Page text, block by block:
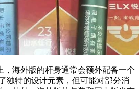
，海外版的杆身通常会额外配备一个
独特的设计元素，但可能对部分消